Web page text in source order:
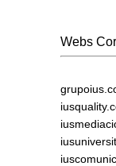
Webs